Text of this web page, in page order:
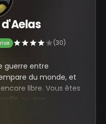
(30)
guerre entre
du monde, et
libre. Vous êtes
ou non...